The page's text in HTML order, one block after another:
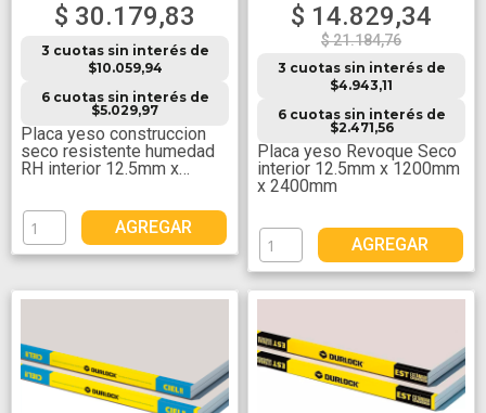
$ 30.179,83
3 cuotas sin interés de
$10.059,94
6 cuotas sin interés de
$5.029,97
Placa yeso construccion
seco resistente humedad
RH interior 12.5mm x
AGREGAR
$ 14.829,34
$ 21.184,76
3 cuotas sin interés de
$4.943,11
6 cuotas sin interés de
$2.471,56
Placa yeso Revoque Seco
interior 12.5mm x 1200mm
x 2400mm
AGREGAR